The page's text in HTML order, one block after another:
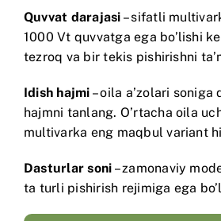
Quvvat darajasi – sifatli
1000 Vt quvvatga ega bo’lishi
tezroq va bir tekis pishirishni
Idish hajmi – oila a’zolari
hajmni tanlang. O’rtacha oila
multivarka eng maqbul variant
Dasturlar soni – zamonaviy
ta turli pishirish rejimiga ega